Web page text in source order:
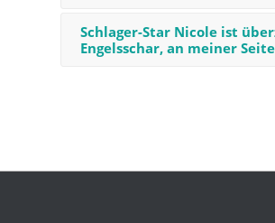
Schlager-Star Nicole ist
Engelsschar, an meiner